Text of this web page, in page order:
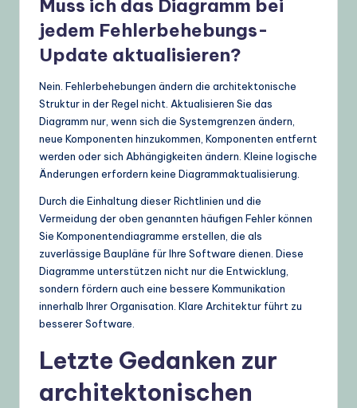
Muss ich das Diagramm bei
jedem Fehlerbehebungs-
Update aktualisieren?
Nein. Fehlerbehebungen ändern die architektonische
Struktur in der Regel nicht. Aktualisieren Sie das
Diagramm nur, wenn sich die Systemgrenzen ändern,
neue Komponenten hinzukommen, Komponenten entfernt
werden oder sich Abhängigkeiten ändern. Kleine logische
Änderungen erfordern keine Diagrammaktualisierung.
Durch die Einhaltung dieser Richtlinien und die
Vermeidung der oben genannten häufigen Fehler können
Sie Komponentendiagramme erstellen, die als
zuverlässige Baupläne für Ihre Software dienen. Diese
Diagramme unterstützen nicht nur die Entwicklung,
sondern fördern auch eine bessere Kommunikation
innerhalb Ihrer Organisation. Klare Architektur führt zu
besserer Software.
Letzte Gedanken zur
architektonischen